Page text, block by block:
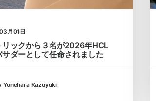
月01日
リックから３名が2026年HCL
サダーとして任命されました
Yonehara Kazuyuki